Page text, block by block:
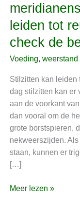
leiden tot
check de
Voeding, weerstand
Stilzitten kan leiden
dag stilzitten kan er
aan de voorkant
dan vooral om de
grote borstspieren,
nekweerszijden.
staan, kunnen ​​er
[…]
is
de
stille
oorzaak
leiden
en
fibromyalgie,
check
de
Meer lezen »